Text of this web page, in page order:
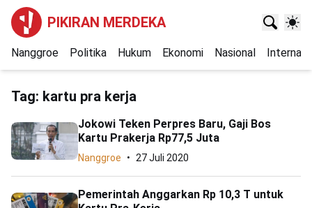
PIKIRAN MERDEKA
Nanggroe Politika Hukum Ekonomi Nasional
Tag: kartu pra kerja
Jokowi Teken Perpres Baru, Gaji Bos
Kartu Prakerja Rp77,5 Juta
Nanggroe 27 Juli 2020
Pemerintah Anggarkan Rp 10,3 T untuk